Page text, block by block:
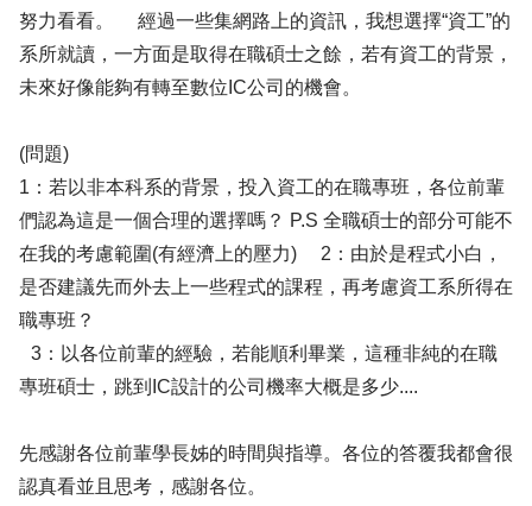
努力看看。 經過一些集網路上的資訊，我想選擇“資工”的
系所就讀，一方面是取得在職碩士之餘，若有資工的背景，
未來好像能夠有轉至數位IC公司的機會。
(問題)
1：若以非本科系的背景，投入資工的在職專班，各位前輩
們認為這是一個合理的選擇嗎？ P.S 全職碩士的部分可能不
在我的考慮範圍(有經濟上的壓力) 2：由於是程式小白，
是否建議先而外去上一些程式的課程，再考慮資工系所得在
職專班？
3：以各位前輩的經驗，若能順利畢業，這種非純的在職
專班碩士，跳到IC設計的公司機率大概是多少....
先感謝各位前輩學長姊的時間與指導。各位的答覆我都會很
認真看並且思考，感謝各位。